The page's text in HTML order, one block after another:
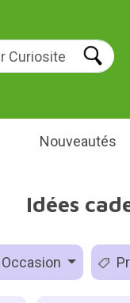
Nouveautés
Idées
Occasion